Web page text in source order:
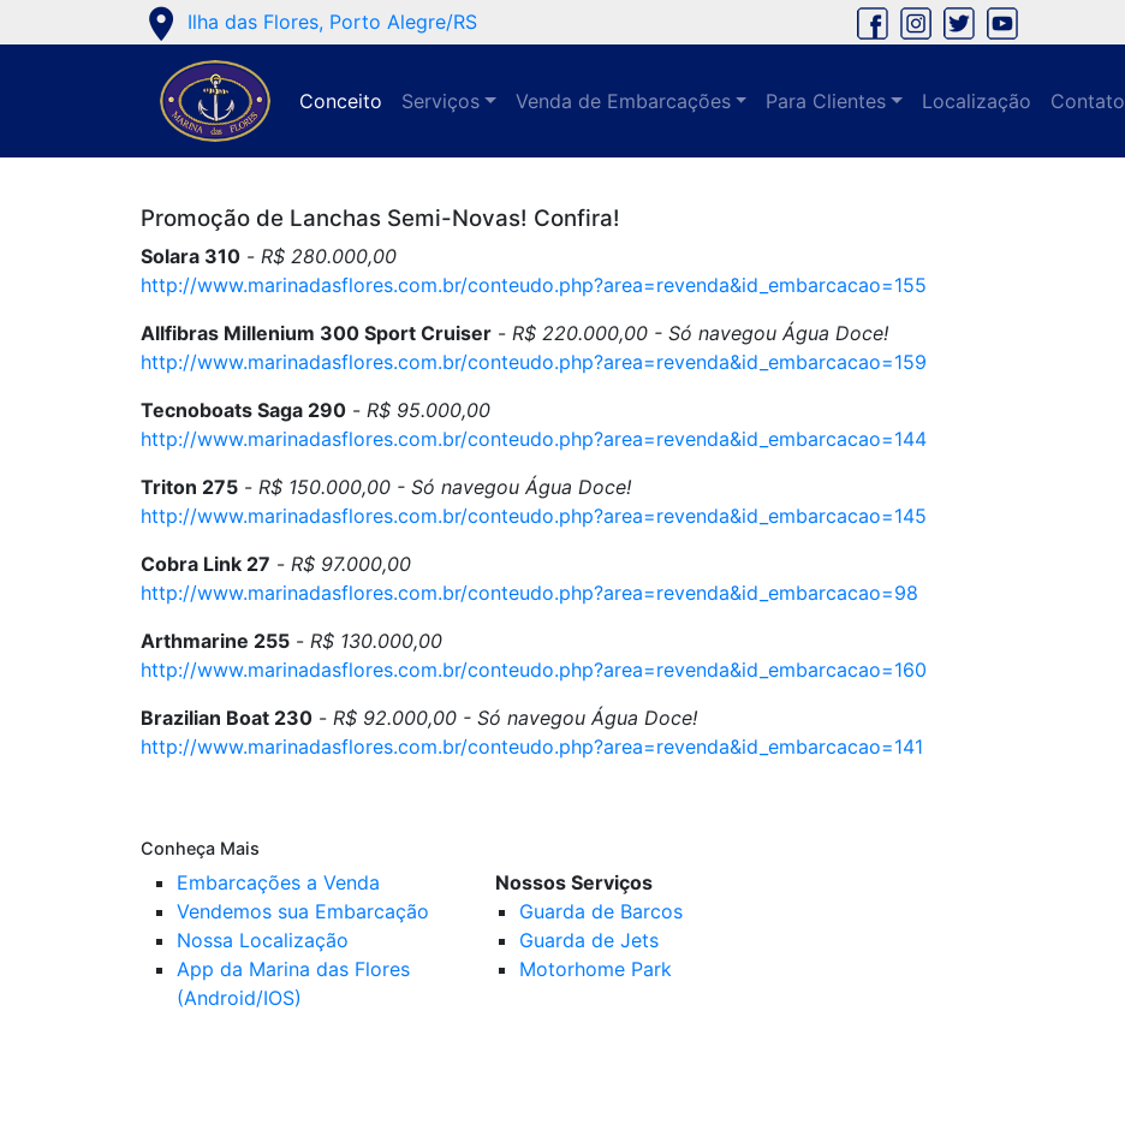
place Ilha das Flores, Porto Alegre/RS
Conceito Serviços Venda de Embarcações Para Clientes Localização Contato
Promoção de Lanchas Semi-Novas! Confira!
Solara 310 - R$ 280.000,00
http://www.marinadasflores.com.br/conteudo.php?area=revenda&id_embarcacao=155
Allfibras Millenium 300 Sport Cruiser - R$ 220.000,00 - Só navegou Água Doce!
http://www.marinadasflores.com.br/conteudo.php?area=revenda&id_embarcacao=159
Tecnoboats Saga 290 - R$ 95.000,00
http://www.marinadasflores.com.br/conteudo.php?area=revenda&id_embarcacao=144
Triton 275 - R$ 150.000,00 - Só navegou Água Doce!
http://www.marinadasflores.com.br/conteudo.php?area=revenda&id_embarcacao=145
Cobra Link 27 - R$ 97.000,00
http://www.marinadasflores.com.br/conteudo.php?area=revenda&id_embarcacao=98
Arthmarine 255 - R$ 130.000,00
http://www.marinadasflores.com.br/conteudo.php?area=revenda&id_embarcacao=160
Brazilian Boat 230 - R$ 92.000,00 - Só navegou Água Doce!
http://www.marinadasflores.com.br/conteudo.php?area=revenda&id_embarcacao=141
Conheça Mais
Embarcações a Venda
Vendemos sua Embarcação
Nossa Localização
App da Marina das Flores
(Android/IOS)
Nossos Serviços
Guarda de Barcos
Guarda de Jets
Motorhome Park